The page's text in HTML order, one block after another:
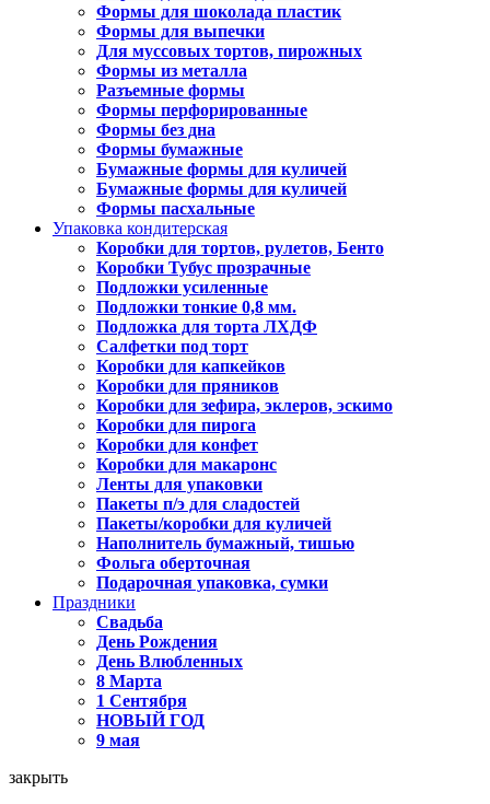
Формы для шоколада пластик
Формы для выпечки
Для муссовых тортов, пирожных
Формы из металла
Разъемные формы
Формы перфорированные
Формы без дна
Формы бумажные
Бумажные формы для куличей
Бумажные формы для куличей
Формы пасхальные
Упаковка кондитерская
Коробки для тортов, рулетов, Бенто
Коробки Тубус прозрачные
Подложки усиленные
Подложки тонкие 0,8 мм.
Подложка для торта ЛХДФ
Салфетки под торт
Коробки для капкейков
Коробки для пряников
Коробки для зефира, эклеров, эскимо
Коробки для пирога
Коробки для конфет
Коробки для макаронс
Ленты для упаковки
Пакеты п/э для сладостей
Пакеты/коробки для куличей
Наполнитель бумажный, тишью
Фольга оберточная
Подарочная упаковка, сумки
Праздники
Свадьба
День Рождения
День Влюбленных
8 Марта
1 Сентября
НОВЫЙ ГОД
9 мая
закрыть